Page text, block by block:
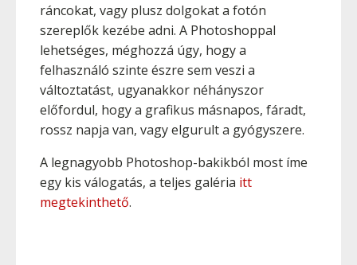
ráncokat, vagy plusz dolgokat a fotón
szereplők kezébe adni. A Photoshoppal
lehetséges, méghozzá úgy, hogy a
felhasználó szinte észre sem veszi a
változtatást, ugyanakkor néhányszor
előfordul, hogy a grafikus másnapos, fáradt,
rossz napja van, vagy elgurult a gyógyszere.
A legnagyobb Photoshop-bakikból most íme
egy kis válogatás, a teljes galéria itt
megtekinthető.